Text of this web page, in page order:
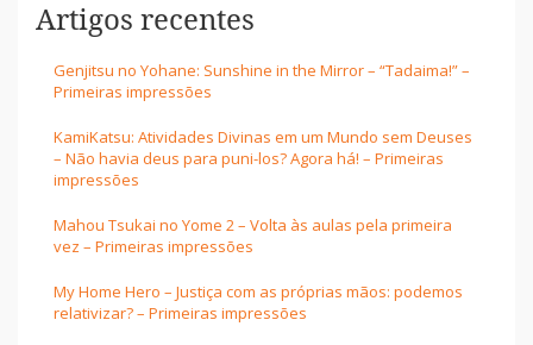
Artigos recentes
Genjitsu no Yohane: Sunshine in the Mirror – “Tadaima!” –
Primeiras impressões
KamiKatsu: Atividades Divinas em um Mundo sem Deuses
– Não havia deus para puni-los? Agora há! – Primeiras
impressões
Mahou Tsukai no Yome 2 – Volta às aulas pela primeira
vez – Primeiras impressões
My Home Hero – Justiça com as próprias mãos: podemos
relativizar? – Primeiras impressões